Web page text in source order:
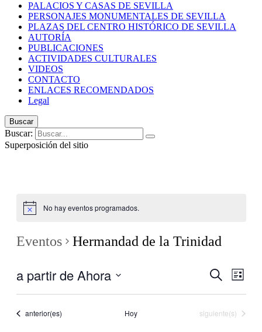
PALACIOS Y CASAS DE SEVILLA
PERSONAJES MONUMENTALES DE SEVILLA
PLAZAS DEL CENTRO HISTÓRICO DE SEVILLA
AUTORÍA
PUBLICACIONES
ACTIVIDADES CULTURALES
VIDEOS
CONTACTO
ENLACES RECOMENDADOS
Legal
Buscar
Buscar:
Superposición del sitio
No hay eventos programados.
Eventos Hermandad de la Trinidad
y
Buscar
vistas
de
Lista
a partir de Ahora
Eventos
anterior(es) Hoy Eventos
siguiente(s)